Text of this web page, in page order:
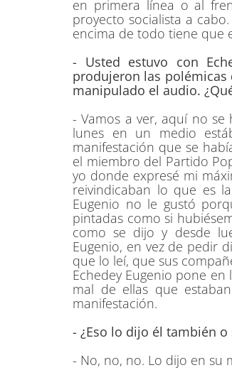
en primera línea o al
proyecto socialista a
encima de todo tiene que
- Usted estuvo con
produjeron las polémicas
manipulado el audio.
- Vamos a ver, aquí no
lunes en un medio
manifestación que se
el miembro del Partido
yo donde expresé mi
reivindicaban lo que es
Eugenio no le gustó
pintadas como si
como se dijo y desde
Eugenio, en vez de pedir
que lo leí, que sus
Echedey Eugenio pone
mal de ellas que
manifestación.
- ¿Eso lo dijo él también
- No, no, no. Lo dijo en su